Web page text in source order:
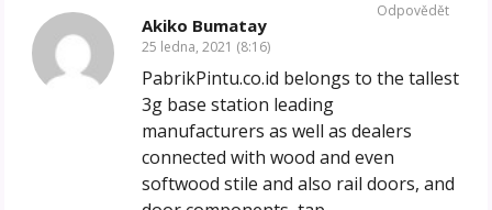
Akiko Bumatay
25 ledna, 2021 (8:16)
PabrikPintu.co.id belongs to the tallest
3g base station leading
manufacturers as well as dealers
connected with wood and even
softwood stile and also rail doors, and
Odpovědět